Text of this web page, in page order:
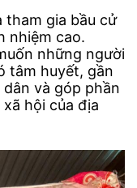
tham gia bầu cử
nhiệm cao.
những người
tâm huyết, gần
và góp phần
hội của địa